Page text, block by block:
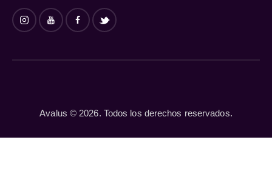
Avalus © 2026. Todos los derechos reservados.